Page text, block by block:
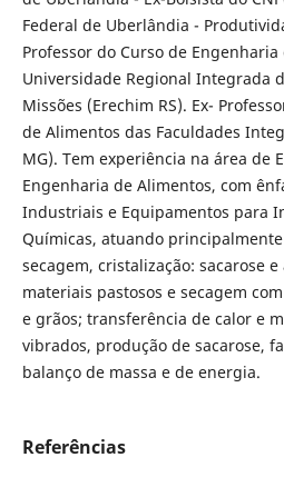
Federal de Uberlândia -
Professor do Curso de
Universidade Regional Integrada
Missões (Erechim RS). Ex-
de Alimentos das Faculdades
MG). Tem experiência na área de
Engenharia de Alimentos, com
Industriais e Equipamentos para
Químicas, atuando
secagem, cristalização: sacarose
materiais pastosos e secagem
e grãos; transferência de calor e
vibrados, produção de sacarose,
balanço de massa e de energia.
Referências